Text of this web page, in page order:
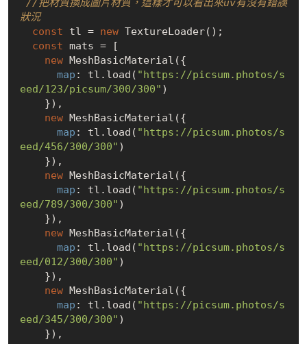
//把材質換成圖片材質，這樣才可以看出來uv有沒有錯誤
狀況
const tl = new TextureLoader();
const mats = [
new MeshBasicMaterial({
map : tl.load( "https://picsum.photos/s
eed/123/picsum/300/300" )
new MeshBasicMaterial({
map : tl.load( "https://picsum.photos/s
eed/456/300/300" )
new MeshBasicMaterial({
map : tl.load( "https://picsum.photos/s
eed/789/300/300" )
new MeshBasicMaterial({
map : tl.load( "https://picsum.photos/s
eed/012/300/300" )
new MeshBasicMaterial({
map : tl.load( "https://picsum.photos/s
eed/345/300/300" )